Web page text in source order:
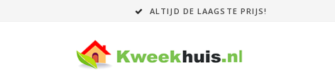
ALTIJD DE LAAGSTE PRIJS!